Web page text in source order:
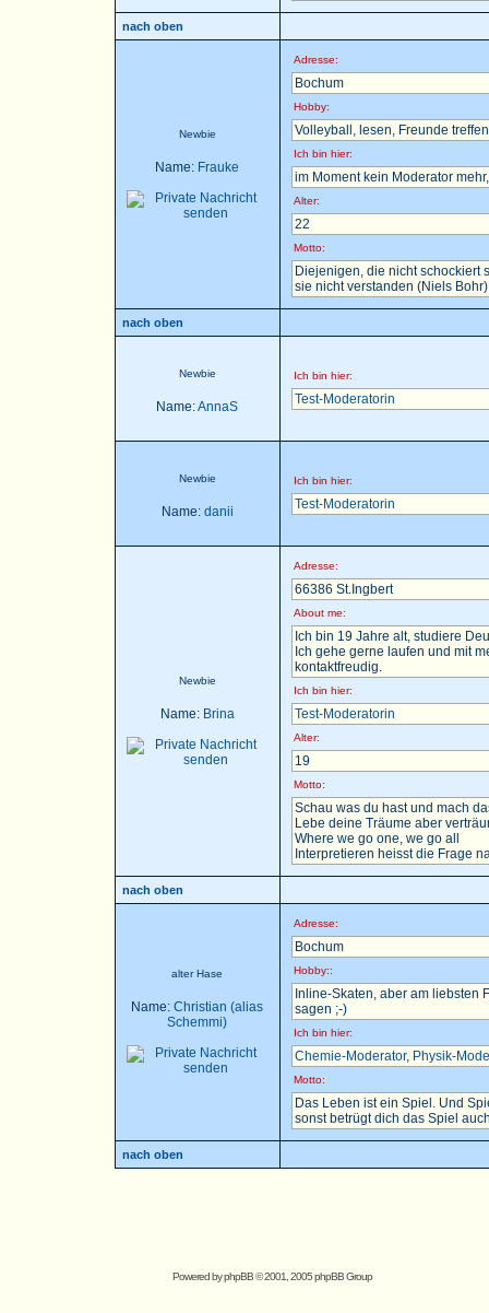
nach oben
Newbie
Name: Frauke
Adresse:
Bochum
Hobby:
Volleyball, lesen, Freunde
Ich bin hier:
im Moment kein Moderator
Alter:
22
Motto:
Diejenigen, die nicht schockiert
sie nicht verstanden (Niels Bohr)
nach oben
Newbie
Name:AnnaS
Ich bin hier:
Test-Moderatorin
Newbie
Name: danii
Ich bin hier:
Test-Moderatorin
Newbie
Name: Brina
Adresse:
66386 St.Ingbert
About me:
Ich bin 19 Jahre alt, studiere
Ich gehe gerne laufen und mit
kontaktfreudig.
Ich bin hier:
Test-Moderatorin
Alter:
19
Motto:
Schau was du hast und mach
Lebe deine Träume aber
Where we go one, we go all
Interpretieren heisst die Frage
nach oben
alter Hase
Name: Christian (alias
Schemmi)
Adresse:
Bochum
Hobby::
Inline-Skaten, aber am liebsten
sagen ;-)
Ich bin hier:
Chemie-Moderator, Physik-
Motto:
Das Leben ist ein Spiel. Und
sonst betrügt dich das Spiel
nach oben
Powered byphpBB© 2001, 2005 phpBB Group